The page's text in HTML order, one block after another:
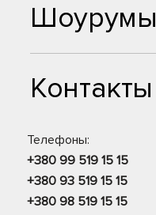
Шоурумы
Контакты
Телефоны:
+380 99 519 15 15
+380 93 519 15 15
+380 98 519 15 15